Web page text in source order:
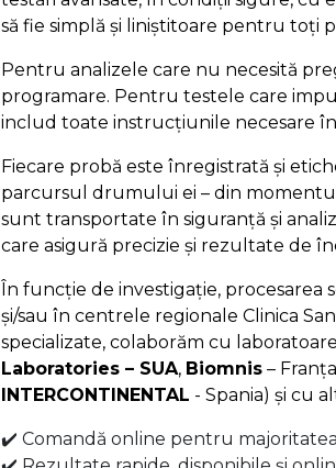
să fie simplă și liniștitoare pentru toți
Pentru analizele care nu necesită
programare. Pentru testele care
includ toate instrucțiunile necesare
Fiecare probă este înregistrată și
parcursul drumului ei – din
sunt transportate în siguranță și
care asigură precizie și rezultate de
În funcție de investigație, procesarea
și/sau în centrele regionale Clinica
specializate, colaborăm cu
Laboratories – SUA, Biomnis –
INTERCONTINENTAL - Spania) și cu
✔️ Comandă online pentru